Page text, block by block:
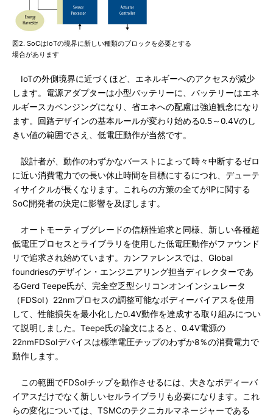
図2. SoCはIoTの境界に新しい種類のブロックを必要とする
場合があります
IoTの外側境界に近づくほど、エネルギーへのアクセスが減少
します。電源アダプターは小型バッテリーに、バッテリーはエネ
ルギースカベンジングになり、省エネへの配慮は強迫観念になり
ます。回路デザインの基本ルールが変わり始める0.5～0.4Vのし
きい値の範囲でさえ、低電圧動作が当然です。
設計者が、動作のわずかなバーストによって時々中断するゼロ
に近い消費電力での長い休止時間を目標にするにつれ、デューテ
ィサイクルが長くなります。これらの方策の全てがIPに関する
SoC開発者の決定に影響を及ぼします。
オートモーティブグレードの信頼性追求と同様、新しい各種超
低電圧プロセスとライブラリを使用した低電圧動作がファウンド
リで追求され始めています。カンファレンスでは、Global
foundriesのデザイン・エンジニアリング担当ディレクターであ
るGerd Teepe氏が、完全空乏型シリコンオンインシュレータ
（FDSoI）22nmプロセスの調整可能なボディーバイアスを使用
して、性能損失を最小化した0.4V動作を達成する取り組みについ
て説明しました。Teepe氏の論文によると、0.4V電源の
22nmFDSoIデバイスは標準電圧チップのわずか8％の消費電力で
動作します。
この範囲でFDSoIチップを動作させるには、大きなボディーバ
イアスだけでなく新しいセルライブラリも必要になります。これ
らの変化については、TSMCのテクニカルマネージャーである